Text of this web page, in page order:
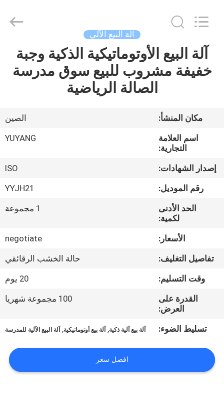
مسكن
عرض
الواقع
الافتراضي
معلومات
في
المعمل
اتصل
أخبار
INSTRUMENT
Rights
آلة البيع الآلي
آلة البيع الأوتوماتيكية الذكية وجبة
خفيفة مشروب للبيع سوق مدرسة
الصالة الرياضية
مكان المنشأ:
الصين
اسم العلامة
التجارية:
YUYANG
إصدار الشهادات:
ISO
رقم الموديل:
YYJH21
الحد الأدنى
لكمية:
1 مجموعة
الأسعار:
negotiate
تفاصيل التغليف:
حالة الخشب الرقائقي
وقت التسليم:
20 يوم
القدرة على
العرض:
100 مجموعة شهريا
تسليط الضوء: آلة بيع آلية ذكية, آلة بيع أوتوماتيكية, آلة البيع الآلية للمدرسة
افضل سعر